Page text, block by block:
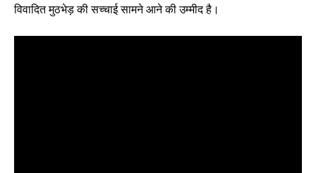
विवादित मुठभेड़ की सच्चाई सामने आने की उम्मीद है।